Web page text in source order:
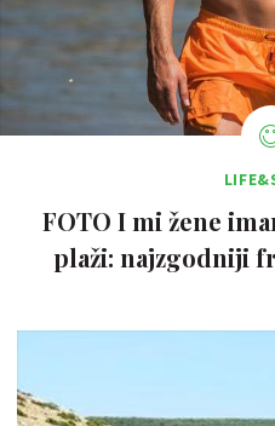
FOTO I mi žene
plaži: najzgodniji